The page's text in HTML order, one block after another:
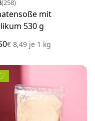
(258)
mit
530 g
€ 8,49 je 1 kg